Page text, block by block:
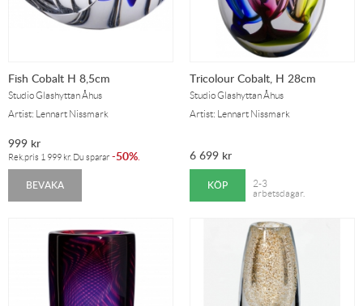
Fish Cobalt H 8,5cm
Studio Glashyttan Åhus
Artist: Lennart Nissmark
999 kr
Rek.pris 1 999 kr. Du sparar -50%.
BEVAKA
Tricolour Cobalt, H 28cm
Studio Glashyttan Åhus
Artist: Lennart Nissmark
6 699 kr
KÖP
2-3
arbetsdagar.